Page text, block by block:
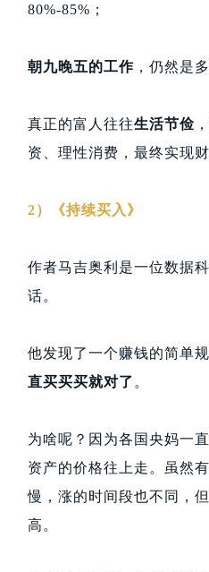
80%-85%；
朝九晚五的工作 ，仍然是
真正的富人往往生活节俭
资、理性消费，最终实现财
2）《持续买入》
作者马吉奥利是一位数据
话。
他发现了一个赚钱的简单
直买买买就对了 。
为啥呢？因为各国央妈一
资产的价格往上走。虽然
慢，涨的时间段也不同，
高。